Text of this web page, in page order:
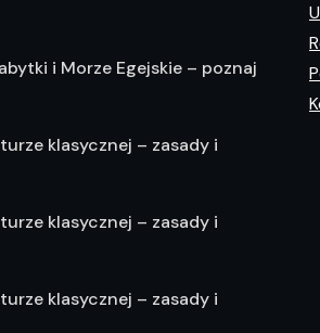
i Morze Egejskie – poznaj
klasycznej – zasady i
klasycznej – zasady i
klasycznej – zasady i